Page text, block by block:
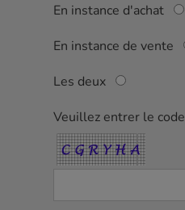
En instance d'achat
En instance de vente
Les deux
Veuillez entrer le